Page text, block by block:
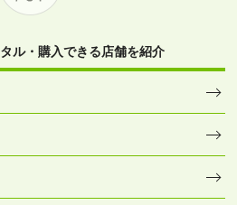
ル・購入できる店舗を紹介